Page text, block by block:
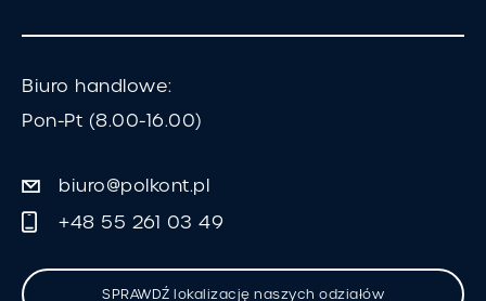
Biuro handlowe:
Pon-Pt (8.00-16.00)
biuro@polkont.pl
+48 55 261 03 49
SPRAWDŹ lokalizację naszych odziałów